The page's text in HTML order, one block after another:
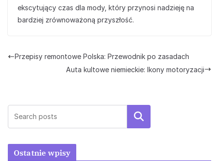
ekscytujący czas dla mody, który przynosi nadzieję na
bardziej zrównoważoną przyszłość.
Przepisy remontowe Polska: Przewodnik po zasadach
Auta kultowe niemieckie: Ikony motoryzacji
Szukaj
Ostatnie wpisy